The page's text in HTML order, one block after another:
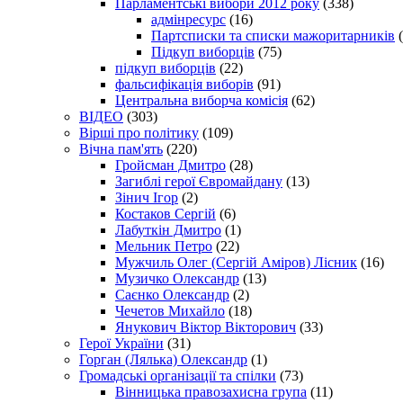
адмінресурс (16)
Партсписки та списки мажоритарників
Підкуп виборців (75)
підкуп виборців (22)
фальсифікація виборів (91)
Центральна виборча комісія (62)
ВІДЕО (303)
Вірші про політику (109)
Вічна пам'ять (220)
Гройсман Дмитро (28)
Загиблі герої Євромайдану (13)
Зінич Ігор (2)
Костаков Сергій (6)
Лабуткін Дмитро (1)
Мельник Петро (22)
Мужчиль Олег (Сергій Аміров) Лісник (16)
Музичко Олександр (13)
Саєнко Олександр (2)
Чечетов Михайло (18)
Янукович Віктор Вікторович (33)
Герої України (31)
Горган (Лялька) Олександр (1)
Громадські організації та спілки (73)
Вінницька правозахисна група (11)